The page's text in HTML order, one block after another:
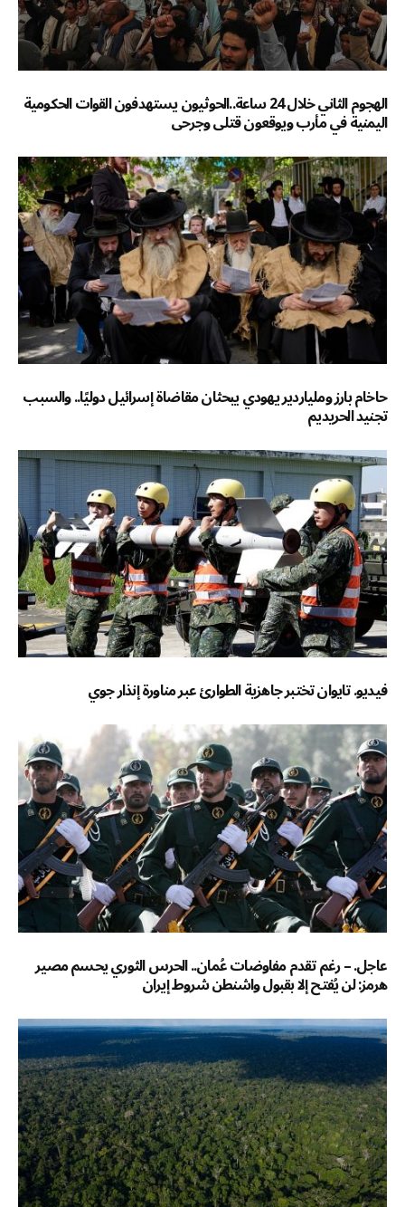
الهجوم الثاني خلال 24 ساعة..الحوثيون يستهدفون القوات الحكومية
اليمنية في مأرب ويوقعون قتلى وجرحى
حاخام بارز وملياردير يهودي يبحثان مقاضاة إسرائيل دوليًا.. والسبب
تجنيد الحريديم
فيديو. تايوان تختبر جاهزية الطوارئ عبر مناورة إنذار جوي
عاجل. – رغم تقدم مفاوضات عُمان.. الحرس الثوري يحسم مصير
هرمز: لن يُفتح إلا بقبول واشنطن شروط إيران